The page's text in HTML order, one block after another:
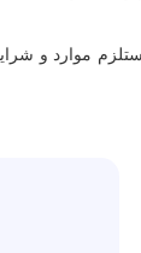
موارد و